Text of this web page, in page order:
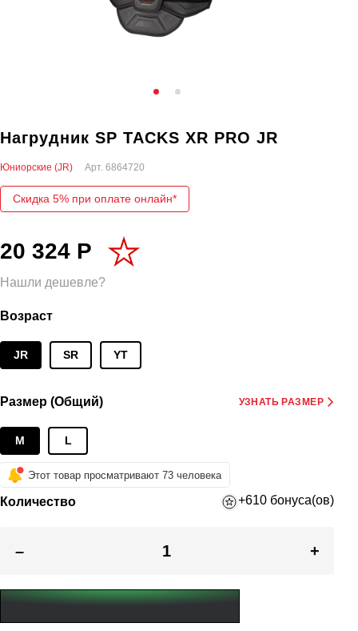
Нагрудник SP TACKS XR PRO JR
Юниорские (JR) Арт. 6864720
Скидка 5% при оплате онлайн*
20 324 Р
Нашли дешевле?
Возраст
JR SR YT
Размер (Общий) УЗНАТЬ РАЗМЕР
M L
Количество +610 бонуса(ов)
– +
Этот товар просматривают 73 человека